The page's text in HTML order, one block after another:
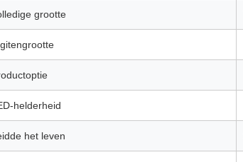
grootte
helderheid
het leven